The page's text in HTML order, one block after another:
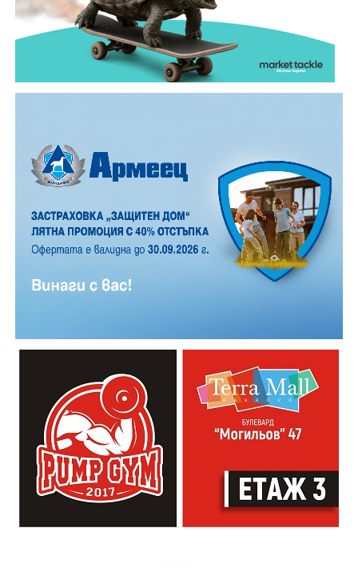
12 АВГУСТ (сряда)
19:00ч. „Книга за книга“ – донеси книга, вземи си
друга, обсъди заглавия и автори с други читатели
20:00ч. Концерт на група МОЛЕЦ, GoGo,
Zov&Vakavliev, Toria
21:30ч. Коктейли и музика
обикновена лятна вечер.
които свират на китара, да се включат – независимо
от професионалното им ниво. Събитието е различно
– то не е концерт, а споделено преживяване, в което
всеки участва по свой начин. Няма сцена или
официална програма, няма предварително обявени
изпълнители и разделение между публика и
артисти. Всеки е добре дошъл да пее, свири или
просто да преживее звездопад, изпълнен с музика,
падащи звезди и желания.